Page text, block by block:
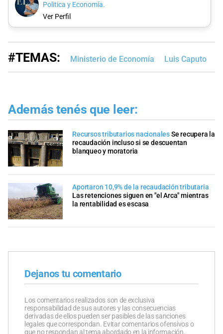
Politica y Economía.
Ver Perfil
#TEMAS: Ministerio de Economía Luis Caputo
Además tenés que leer:
Recursos tributarios nacionalesSe recupera la
recaudación incluso si se descuentan
blanqueo y moratoria
Aportaron 10,9% de la recaudación tributaria
Las retenciones siguen en "el Arca" mientras
la rentabilidad es escasa
Dejanos tu comentario
Los comentarios realizados son de exclusiva
responsabilidad de sus autores y las consecuencias
derivadas de ellos pueden ser pasibles de las sanciones
legales que correspondan. Evitar comentarios ofensivos o
que no respondan al tema abordado en la información.